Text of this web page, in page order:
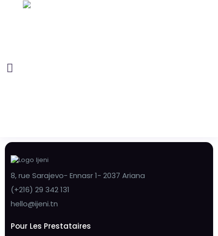
8, rue Sarajevo- Ennasr 1- 2037 Ariana
(+216) 29 342 131
hello@ijeni.tn
Pour Les Prestataires